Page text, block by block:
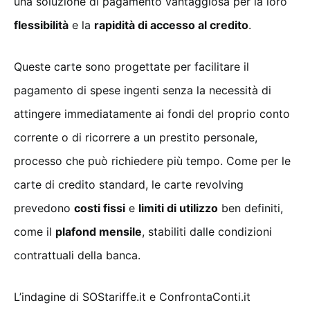
flessibilità e la rapidità di accesso al credito.
Queste carte sono progettate per facilitare il
pagamento di spese ingenti senza la necessità di
attingere immediatamente ai fondi del proprio conto
corrente o di ricorrere a un prestito personale,
processo che può richiedere più tempo. Come per le
carte di credito standard, le carte revolving
prevedono costi fissi e limiti di utilizzo ben definiti,
come il plafond mensile, stabiliti dalle condizioni
contrattuali della banca.
L’indagine di SOStariffe.it e ConfrontaConti.it